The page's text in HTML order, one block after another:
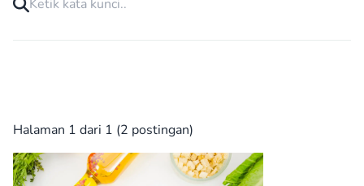
Halaman 1 dari 1 (2 postingan)